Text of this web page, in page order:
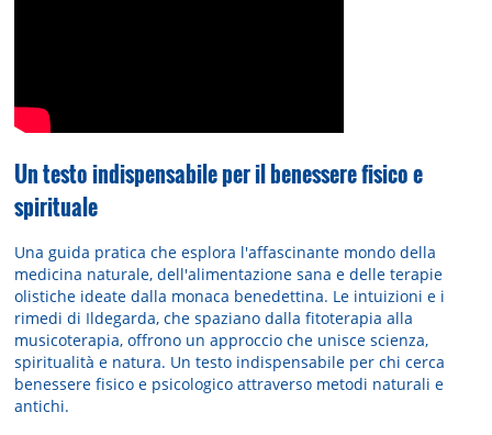
Un testo indispensabile per il benessere fisico e
spirituale
Una guida pratica che esplora l'affascinante mondo della
medicina naturale, dell'alimentazione sana e delle terapie
olistiche ideate dalla monaca benedettina. Le intuizioni e i
rimedi di Ildegarda, che spaziano dalla fitoterapia alla
musicoterapia, offrono un approccio che unisce scienza,
spiritualità e natura. Un testo indispensabile per chi cerca
benessere fisico e psicologico attraverso metodi naturali e
antichi.